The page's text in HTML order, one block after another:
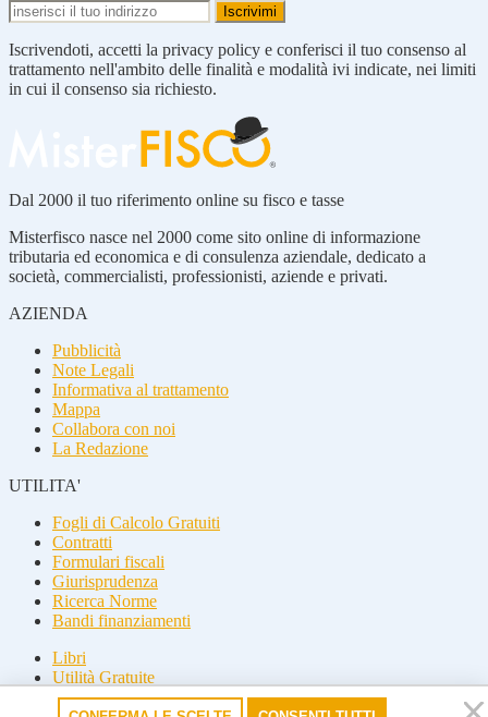
Iscrivendoti, accetti la privacy policy e conferisci il tuo consenso al
trattamento nell'ambito delle finalità e modalità ivi indicate, nei limiti
in cui il consenso sia richiesto.
Dal 2000 il tuo riferimento online su fisco e tasse
Misterfisco nasce nel 2000 come sito online di informazione
tributaria ed economica e di consulenza aziendale, dedicato a
società, commercialisti, professionisti, aziende e privati.
AZIENDA
Pubblicità
Note Legali
Informativa al trattamento
Mappa
Collabora con noi
La Redazione
UTILITA'
Fogli di Calcolo Gratuiti
Contratti
Formulari fiscali
Giurisprudenza
Ricerca Norme
Bandi finanziamenti
Libri
Utilità Gratuite
Guide fiscali